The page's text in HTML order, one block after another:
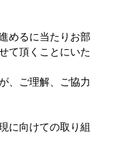
めるに当たりお部
て頂くことにいた
、ご理解、ご協力
に向けての取り組